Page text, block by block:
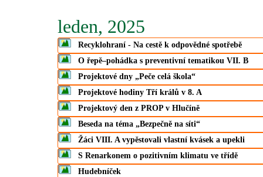
leden, 2025
Recyklohraní - Na cestě k odpovědné spotřebě
O řepě–pohádka s preventivní tematikou VII. B
Projektové dny „Peče celá škola“
Projektové hodiny Tří králů v 8. A
Projektový den z PROP v Hlučíně
Beseda na téma „Bezpečně na síti“
Žáci VIII. A vypěstovali vlastní kvásek a upekli
S Renarkonem o pozitivním klimatu ve třídě
Hudebníček